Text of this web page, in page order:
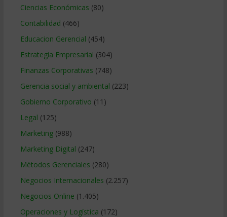
Ciencias Económicas (80)
Contabilidad (466)
Educacion Gerencial (454)
Estrategia Empresarial (304)
Finanzas Corporativas (748)
Gerencia social y ambiental (223)
Gobierno Corporativo (11)
Legal (125)
Marketing(988)
Marketing Digital (247)
Métodos Gerenciales (280)
Negocios Internacionales (2.257)
Negocios Online (1.405)
Operaciones y Logística (172)